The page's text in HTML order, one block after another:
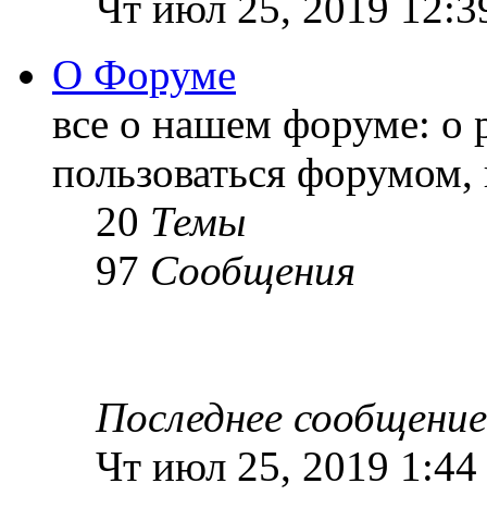
О Форуме
все о нашем форуме: о
пользоваться
20 Темы
97 Сообщения
Последнее сообщение
Чт июл 25, 2019 1:44